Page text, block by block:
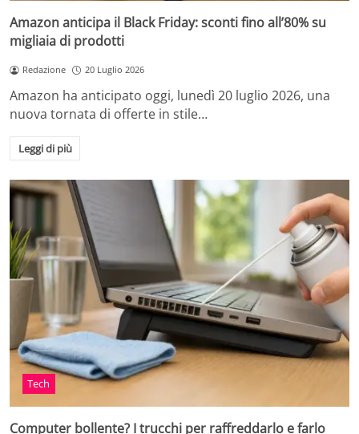
Amazon anticipa il Black Friday: sconti fino all’80% su
migliaia di prodotti
Redazione 20 Luglio 2026
Amazon ha anticipato oggi, lunedì 20 luglio 2026, una
nuova tornata di offerte in stile…
Leggi di più
Tech
Computer bollente? I trucchi per raffreddarlo e farlo